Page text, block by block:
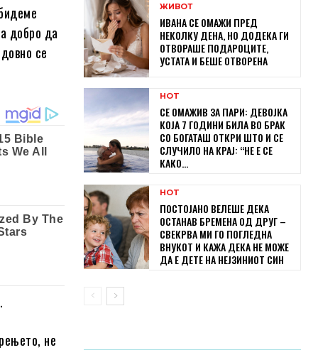
добро да
се
не
ЖИВОТ
ИВАНА СЕ ОМАЖИ ПРЕД
НЕКОЛКУ ДЕНА, НО ДОДЕКА ГИ
ОТВОРАШЕ ПОДАРОЦИТЕ,
УСТАТА И БЕШЕ ОТВОРЕНА
HOT
СЕ ОМАЖИВ ЗА ПАРИ: ДЕВОЈКА
КОЈА 7 ГОДИНИ БИЛА ВО БРАК
СО БОГАТАШ ОТКРИ ШТО И СЕ
СЛУЧИЛО НА КРАЈ: “НЕ Е СЕ
КАКО...
HOT
ПОСТОЈАНО ВЕЛЕШЕ ДЕКА
ОСТАНАВ БРЕМЕНА ОД ДРУГ –
СВЕКРВА МИ ГО ПОГЛЕДНА
ВНУКОТ И КАЖА ДЕКА НЕ МОЖЕ
ДА Е ДЕТЕ НА НЕЈЗИНИОТ СИН